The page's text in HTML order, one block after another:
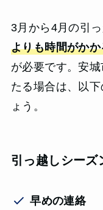
3月から4月の引っ
よりも時間がか
が必要です。安
たる場合は、以
ょう。
引っ越しシーズ
早めの連絡